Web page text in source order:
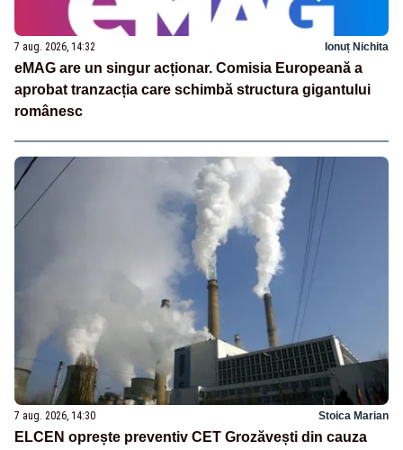
7 aug. 2026, 14:32 Ionuț Nichita
eMAG are un singur acționar. Comisia Europeană a
aprobat tranzacția care schimbă structura gigantului
românesc
7 aug. 2026, 14:30 Stoica Marian
ELCEN oprește preventiv CET Grozăvești din cauza